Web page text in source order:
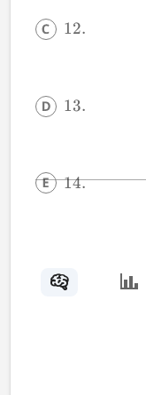
12.
13.
14.